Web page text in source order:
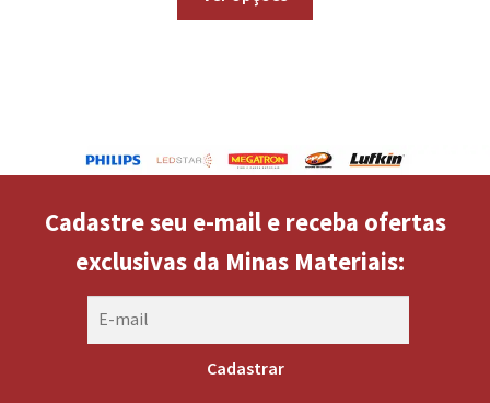
Cadastre seu e-mail e receba ofertas
exclusivas da Minas Materiais: